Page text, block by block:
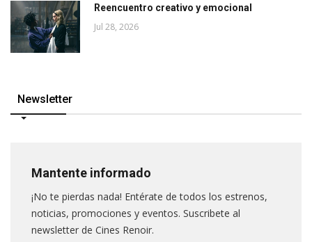
Reencuentro creativo y emocional
Jul 28, 2026
Newsletter
Mantente informado
¡No te pierdas nada! Entérate de todos los estrenos,
noticias, promociones y eventos. Suscribete al
newsletter de Cines Renoir.